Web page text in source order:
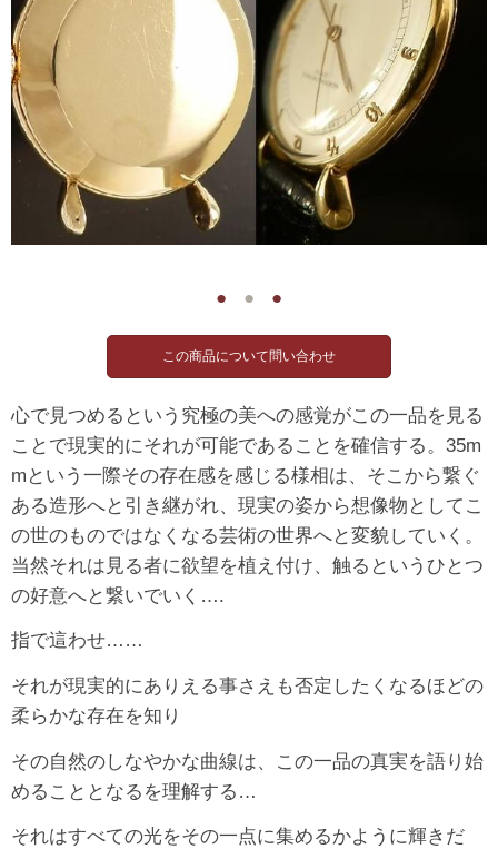
● ● ●
心で見つめるという究極の美への感覚がこの一品を見る
ことで現実的にそれが可能であることを確信する。35m
mという一際その存在感を感じる様相は、そこから繋ぐ
ある造形へと引き継がれ、現実の姿から想像物としてこ
の世のものではなくなる芸術の世界へと変貌していく。
当然それは見る者に欲望を植え付け、触るというひとつ
の好意へと繋いでいく….
指で這わせ……
それが現実的にありえる事さえも否定したくなるほどの
柔らかな存在を知り
その自然のしなやかな曲線は、この一品の真実を語り始
めることとなるを理解する…
それはすべての光をその一点に集めるかように輝きだ